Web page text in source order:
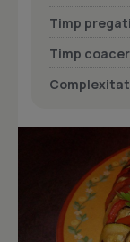
Timp
Timp